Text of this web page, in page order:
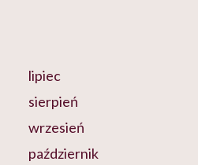
lipiec
sierpień
wrzesień
październik